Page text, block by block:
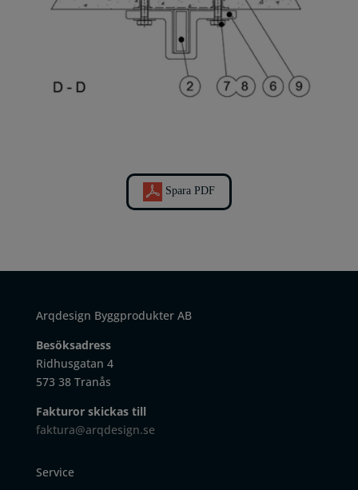
Spara PDF
Arqdesign Byggprodukter AB
Besöksadress
Ridhusgatan 4
573 38 Tranås
Fakturor skickas till
faktura@arqdesign.se
Service